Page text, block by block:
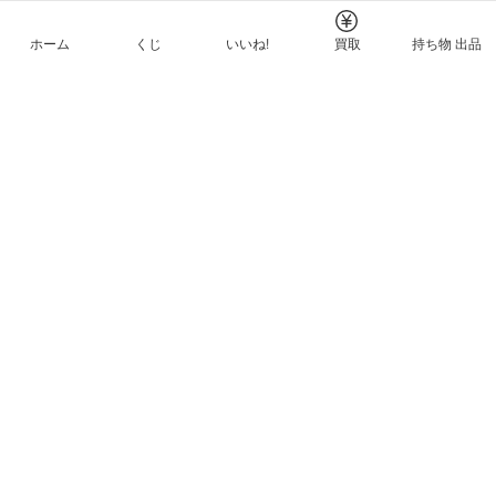
ホーム くじ いいね! 買取 持ち物 出品